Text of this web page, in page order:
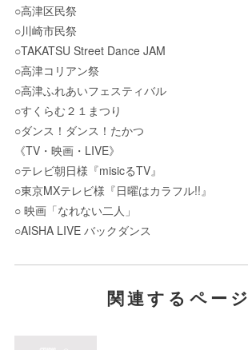
○高津区民祭
○川崎市民祭
○TAKATSU Street Dance JAM
○高津コリアン祭
○高津ふれあいフェスティバル
○すくらむ２１まつり
○ダンス！ダンス！たかつ
《TV・映画・ LIVE》
○テレビ朝日様『misicるTV』
○東京MXテレビ様『日曜はカラフル!! 』
○ 映画「なれない二人」
○AISHA LIVE バックダンス
関連するページ